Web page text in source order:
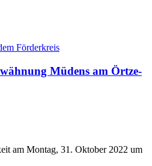
Förderkreis
Müdens am Örtze-
am Montag, 31. Oktober 2022 um